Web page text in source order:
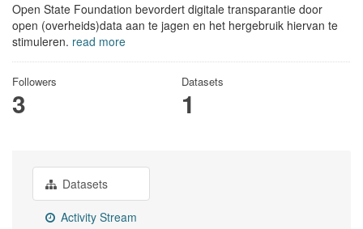
Open State Foundation bevordert digitale transparantie door
open (overheids)data aan te jagen en het hergebruik hiervan te
stimuleren. read more
Followers
3
Datasets
1
Datasets
Activity Stream